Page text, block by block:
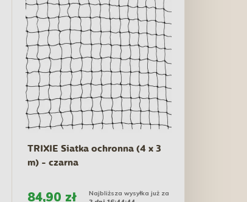
TRIXIE Siatka ochronna (4 x 3
m) - czarna
84,90 zł
Najbliższa wysyłka już za